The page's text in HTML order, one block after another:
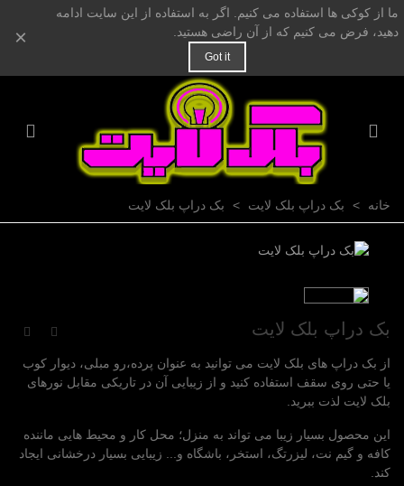
ما از کوکی ها استفاده می کنیم. اگر به استفاده از این سایت ادامه
دهید، فرض می کنیم که از آن راضی هستید.
Got it
×
خانه > بک دراپ بلک لایت > بک دراپ بلک لایت
بک دراپ بلک لایت
از بک دراپ های بلک لایت می توانید به عنوان پرده،رو مبلی، دیوار کوب
یا حتی روی سقف استفاده کنید و از زیبایی آن در تاریکی مقابل نورهای
بلک لایت لذت ببرید.
این محصول بسیار زیبا می تواند به منزل؛ محل کار و محیط هایی ماننده
کافه و گیم نت، لیزرتگ، استخر، باشگاه و... زیبایی بسیار درخشانی ایجاد
کند.